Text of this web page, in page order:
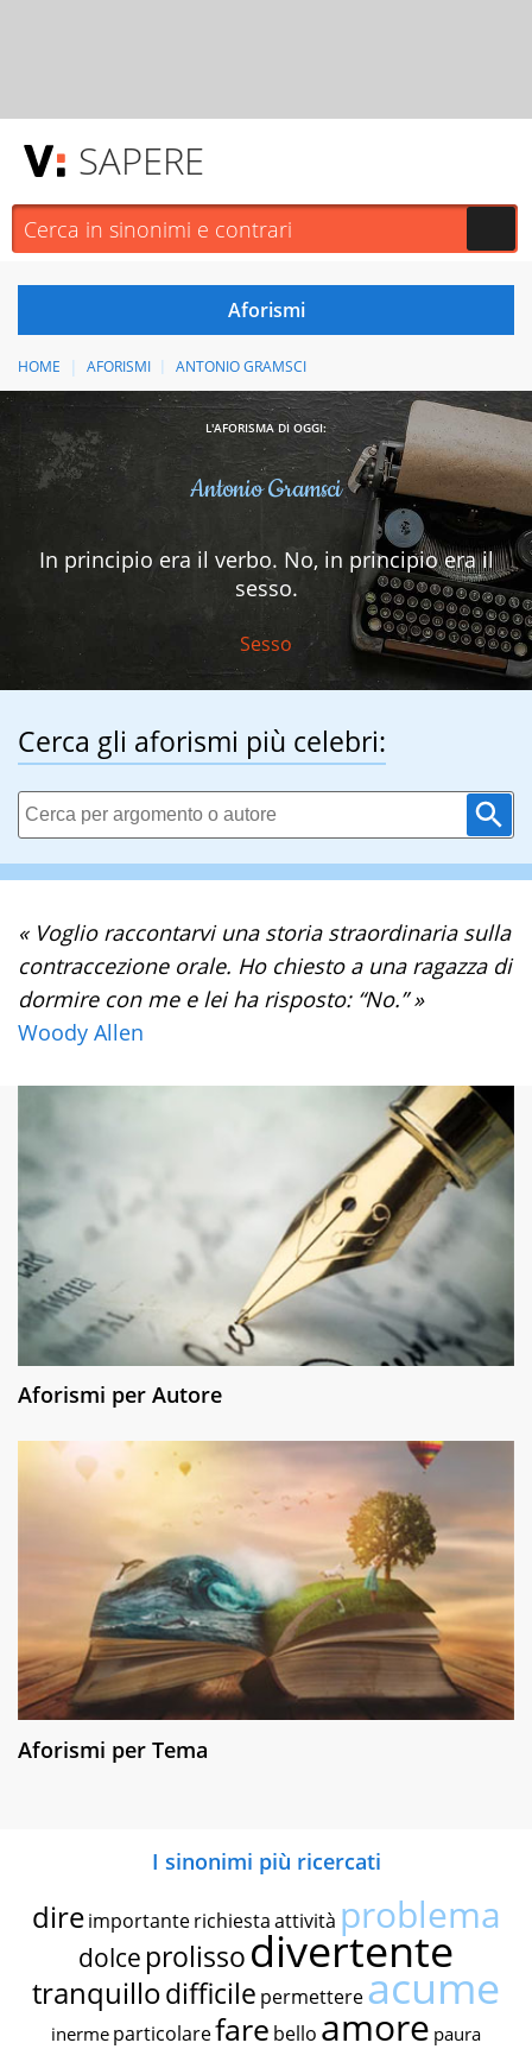
SAPERE
HOME AFORISMI ANTONIO GRAMSCI
L'AFORISMA DI OGGI:
Antonio Gramsci
In principio era il verbo. No, in principio era il
sesso.
Sesso
Cerca gli aforismi più celebri:
« Voglio raccontarvi una storia straordinaria sulla
contraccezione orale. Ho chiesto a una ragazza di
dormire con me e lei ha risposto: “No.” »
Woody Allen
Aforismi per Autore
Aforismi per Tema
I sinonimi più ricercati
dire importante richiestaattività problema
dolce prolissodivertente
tranquillodifficile permettereacume
inerme particolarefare bello amore paura